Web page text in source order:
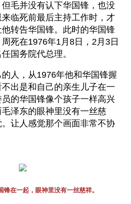
毛并没有认下华国锋，也没
临死前最后主持工作时，才
转告华国锋。此时的华国锋
死在1976年1月8日，2月3日
国务院代总理。
人，从1976年他和华国锋握
出是和自己的亲生儿子在一
的华国锋像个孩子一样高兴
泽东的眼神里没有一丝慈
让人感觉那个画面非常不协
锋在一起，眼神里没有一丝慈祥。